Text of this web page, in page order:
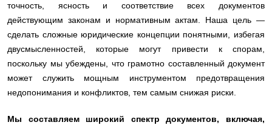
точность, ясность и соответствие всех документов
действующим законам и нормативным актам. Наша цель —
сделать сложные юридические концепции понятными, избегая
двусмысленностей, которые могут привести к спорам,
поскольку мы убеждены, что грамотно составленный документ
может служить мощным инструментом предотвращения
недопонимания и конфликтов, тем самым снижая риски.
Мы составляем широкий спектр документов, включая,